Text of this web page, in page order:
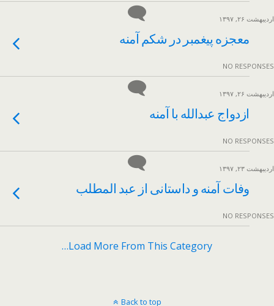
اردیبهشت ۲۶, ۱۳۹۷
معجزه پیغمبر در شکم آمنه
NO RESPONSES
اردیبهشت ۲۶, ۱۳۹۷
ازدواج عبدالله با آمنه
NO RESPONSES
اردیبهشت ۲۳, ۱۳۹۷
وفات آمنه و داستانی از عبد المطلب
NO RESPONSES
Load More From This Category…
Back to top